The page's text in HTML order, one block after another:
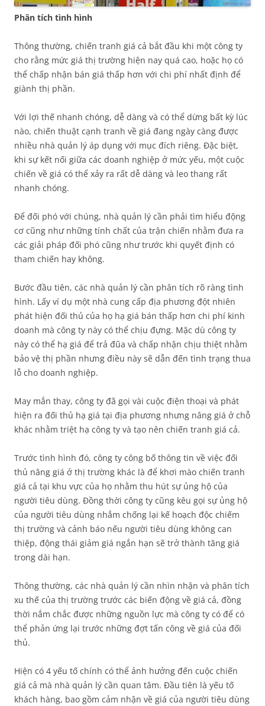
Phân tích tình hình
Thông thường, chiến tranh giá cả bắt đầu khi một công ty
cho rằng mức giá thị trường hiện nay quá cao, hoặc họ có
thể chấp nhận bán giá thấp hơn với chi phí nhất định để
giành thị phần.
Với lợi thế nhanh chóng, dễ dàng và có thể dừng bất kỳ lúc
nào, chiến thuật cạnh tranh về giá đang ngày càng được
nhiều nhà quản lý áp dụng với mục đích riêng. Đặc biệt,
khi sự kết nối giữa các doanh nghiệp ở mức yếu, một cuộc
chiến về giá có thể xảy ra rất dễ dàng và leo thang rất
nhanh chóng.
Để đối phó với chúng, nhà quản lý cần phải tìm hiểu động
cơ cũng như những tính chất của trận chiến nhằm đưa ra
các giải pháp đối phó cũng như trước khi quyết định có
tham chiến hay không.
Bước đầu tiên, các nhà quản lý cần phân tích rõ ràng tình
hình. Lấy ví dụ một nhà cung cấp địa phương đột nhiên
phát hiện đối thủ của họ hạ giá bán thấp hơn chi phí kinh
doanh mà công ty này có thể chịu đựng. Mặc dù công ty
này có thể hạ giá để trả đũa và chấp nhận chịu thiệt nhằm
bảo vệ thị phần nhưng điều này sẽ dẫn đến tình trạng thua
lỗ cho doanh nghiệp.
May mắn thay, công ty đã gọi vài cuộc điện thoại và phát
hiện ra đối thủ hạ giá tại địa phương nhưng nâng giá ở chỗ
khác nhằm triệt hạ công ty và tạo nên chiến tranh giá cả.
Trước tình hình đó, công ty công bố thông tin về việc đối
thủ nâng giá ở thị trường khác là để khơi mào chiến tranh
giá cả tại khu vực của họ nhằm thu hút sự ủng hộ của
người tiêu dùng. Đồng thời công ty cũng kêu gọi sự ủng hộ
của người tiêu dùng nhắm chống lại kế hoạch độc chiếm
thị trường và cảnh báo nếu người tiêu dùng không can
thiệp, động thái giảm giá ngắn hạn sẽ trở thành tăng giá
trong dài hạn.
Thông thường, các nhà quản lý cần nhìn nhận và phân tích
xu thế của thị trường trước các biến động về giá cả, đồng
thời nắm chắc được những nguồn lực mà công ty có để có
thể phản ứng lại trước những đợt tấn công về giá của đối
thủ.
Hiện có 4 yếu tố chính có thể ảnh hưởng đến cuộc chiến
giá cả mà nhà quản lý cần quan tâm. Đầu tiên là yếu tố
khách hàng, bao gồm cảm nhận về giá của người tiêu dùng